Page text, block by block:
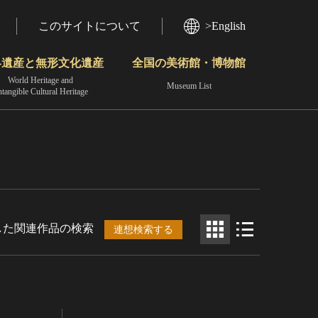
このサイトについて >English
産と無形文化遺産
World Heritage and
Cultural Heritage
全国の美術館・博物館
Museum List
関連作品の検索 連想検索する